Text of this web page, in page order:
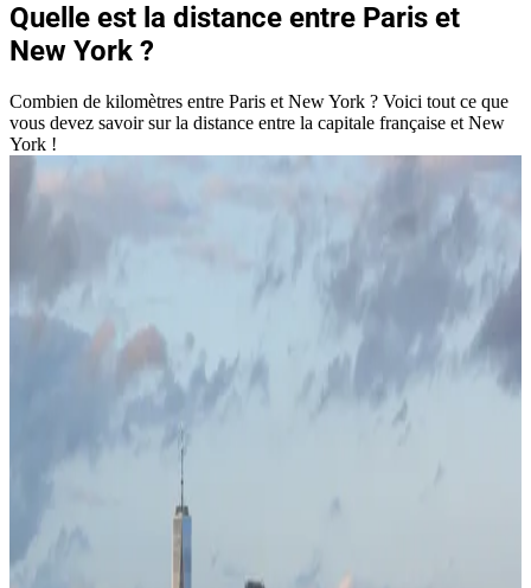
Quelle est la distance entre Paris et
New York ?
Combien de kilomètres entre Paris et New York ? Voici tout ce que
vous devez savoir sur la distance entre la capitale française et New
York !